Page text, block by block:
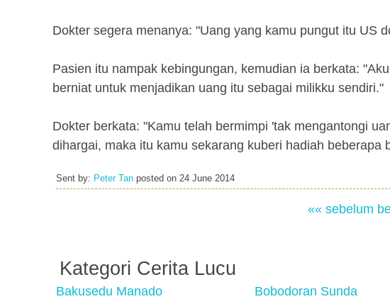
Dokter segera menanya: "Uang yang kamu pungut itu US
Pasien itu nampak kebingungan, kemudian ia berkata:
berniat untuk menjadikan uang itu sebagai milikku sendiri."
Dokter berkata: "Kamu telah bermimpi 'tak mengantongi
dihargai, maka itu kamu sekarang kuberi hadiah beberapa
Sent by: Peter Tan posted on 24 June 2014
«« sebelum
Kategori Cerita Lucu
Bakusedu Manado Bobodoran Sunda